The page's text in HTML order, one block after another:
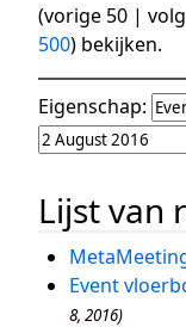
(vorige 50 |
500) bekijken.
Eigenschap:
Lijst van
Event
8, 2016)